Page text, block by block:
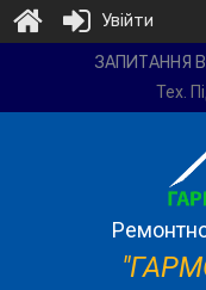
компанія
ЗАПИТАННЯ
Тех.
Увійти